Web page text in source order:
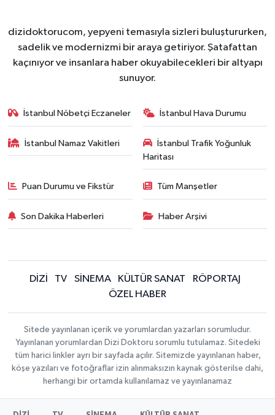
dizidoktorucom, yepyeni temasıyla sizleri buluştururken,
sadelik ve modernizmi bir araya getiriyor. Şatafattan
kaçınıyor ve insanlara haber okuyabilecekleri bir altyapı
sunuyor.
İstanbul Nöbetçi Eczaneler İstanbul Hava Durumu
İstanbul Namaz Vakitleri
İstanbul Trafik Yoğunluk
Haritası
Puan Durumu ve Fikstür Tüm Manşetler
Son Dakika Haberleri Haber Arşivi
DİZİ TV SİNEMA KÜLTÜR SANAT
RÖPORTAJ
ÖZEL HABER
Sitede yayınlanan içerik ve yorumlardan yazarları sorumludur.
Yayınlanan yorumlardan Dizi Doktoru sorumlu tutulamaz. Sitedeki
tüm harici linkler ayrı bir sayfada açılır. Sitemizde yayınlanan haber,
köşe yazıları ve fotoğraflar izin alınmaksızın kaynak gösterilse dahi,
herhangi bir ortamda kullanılamaz ve yayınlanamaz